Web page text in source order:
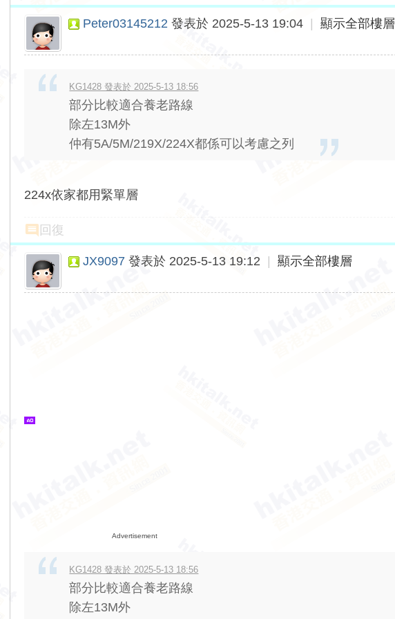
Peter03145212 發表於 2025-5-13 19:04 顯示全部樓層
KG1428 發表於 2025-5-13 18:56
部分比較適合養老路線
除左13M外
仲有5A/5M/219X/224X都係可以考慮之列
224x依家都用緊單層
回復
JX9097 發表於 2025-5-13 19:12 顯示全部樓層
Advertisement
KG1428 發表於 2025-5-13 18:56
部分比較適合養老路線
除左13M外